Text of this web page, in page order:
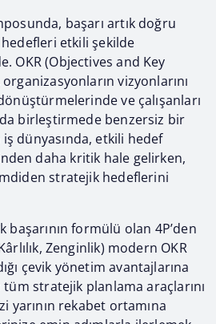
başarı artık doğru
etkili şekilde
OKR (Objectives and Key
vizyonlarını
ve çalışanları
birleştirmede benzersiz bir
dünyasında, etkili hedef
daha kritik hale gelirken,
stratejik hedeflerini
başarının formülü olan 4P’den
Zenginlik) modern OKR
çevik yönetim avantajlarına
tüm stratejik planlama araçlarını
yarının rekabet ortamına